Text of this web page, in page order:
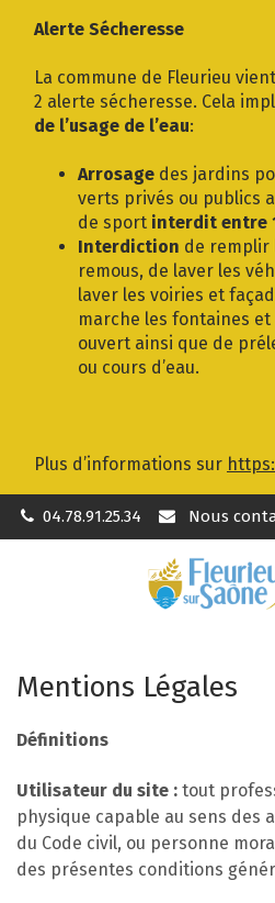
Alerte Sécheresse
La commune de Fleurieu
2 alerte sécheresse. Cela
de l’usage de l’eau:
Arrosage des jardins
verts privés ou publics
de sport interdit entre
Interdiction de remplir
remous, de laver les
laver les voiries et
marche les fontaines
ouvert ainsi que de
ou cours d’eau.
Plus d’informations sur
04.78.91.25.34 Nous
Mentions Légales
Définitions
Utilisateur du site : tout
physique capable au sens des
du Code civil, ou personne
des présentes conditions